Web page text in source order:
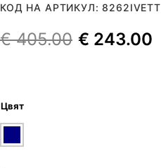
КОД НА АРТИКУЛ:
€405.00 € 243.00
Цвят